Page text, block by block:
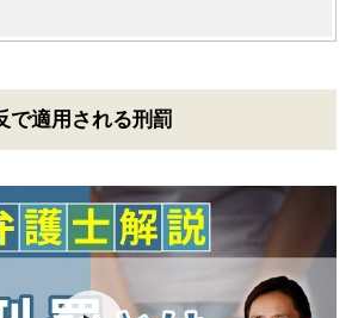
料相談
で適用される刑罰